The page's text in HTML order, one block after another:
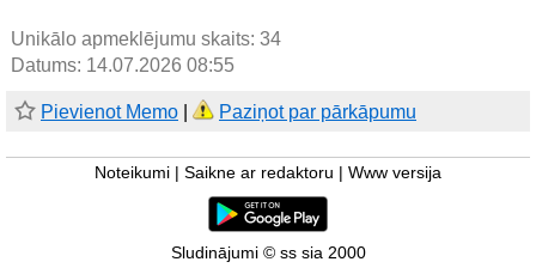
Unikālo apmeklējumu skaits: 34
Datums: 14.07.2026 08:55
Pievienot Memo Paziņot par pārkāpumu
Noteikumi Saikne ar redaktoru Www versija
Sludinājumi © ss sia 2000